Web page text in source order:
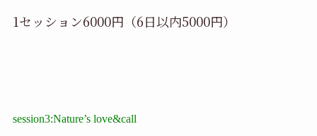
1セッション6000円（6日以内5000円）
session3:Nature’s love&call